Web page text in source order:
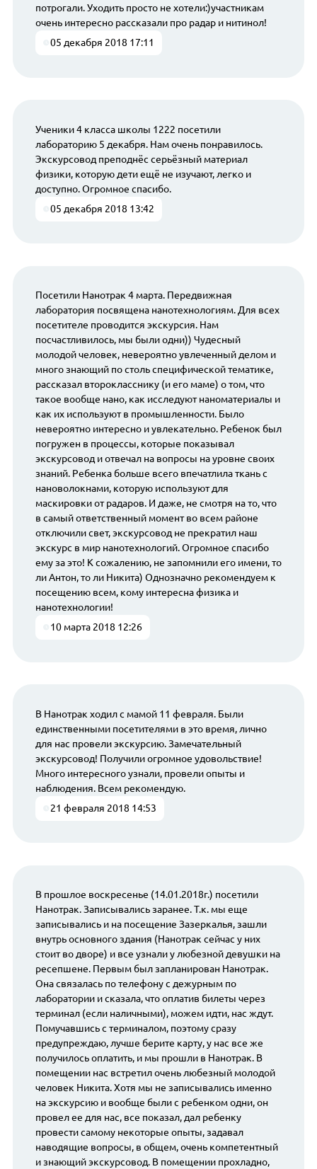
потрогали. Уходить просто не хотели:)участникам
очень интересно рассказали про радар и нитинол!
05 декабря 2018 17:11
Ученики 4 класса школы 1222 посетили
лабораторию 5 декабря. Нам очень понравилось.
Экскурсовод преподнёс серьёзный материал
физики, которую дети ещё не изучают, легко и
доступно. Огромное спасибо.
05 декабря 2018 13:42
Посетили Нанотрак 4 марта. Передвижная
лаборатория посвящена нанотехнологиям. Для всех
посетителе проводится экскурсия. Нам
посчастливилось, мы были одни)) Чудесный
молодой человек, невероятно увлеченный делом и
много знающий по столь специфической тематике,
рассказал второкласснику (и его маме) о том, что
такое вообще нано, как исследуют наноматериалы и
как их используют в промышленности. Было
невероятно интересно и увлекательно. Ребенок был
погружен в процессы, которые показывал
экскурсовод и отвечал на вопросы на уровне своих
знаний. Ребенка больше всего впечатлила ткань с
нановолокнами, которую используют для
маскировки от радаров. И даже, не смотря на то, что
в самый ответственный момент во всем районе
отключили свет, экскурсовод не прекратил наш
экскурс в мир нанотехнологий. Огромное спасибо
ему за это! К сожалению, не запомнили его имени, то
ли Антон, то ли Никита) Однозначно рекомендуем к
посещению всем, кому интересна физика и
нанотехнологии!
10 марта 2018 12:26
В Нанотрак ходил с мамой 11 февраля. Были
единственными посетителями в это время, лично
для нас провели экскурсию. Замечательный
экскурсовод! Получили огромное удовольствие!
Много интересного узнали, провели опыты и
наблюдения. Всем рекомендую.
21 февраля 2018 14:53
В прошлое воскресенье (14.01.2018г.) посетили
Нанотрак. Записывались заранее. Т.к. мы еще
записывались и на посещение Зазеркалья, зашли
внутрь основного здания (Нанотрак сейчас у них
стоит во дворе) и все узнали у любезной девушки на
ресепшене. Первым был запланирован Нанотрак.
Она связалась по телефону с дежурным по
лаборатории и сказала, что оплатив билеты через
терминал (если наличными), можем идти, нас ждут.
Помучавшись с терминалом, поэтому сразу
предупреждаю, лучше берите карту, у нас все же
получилось оплатить, и мы прошли в Нанотрак. В
помещении нас встретил очень любезный молодой
человек Никита. Хотя мы не записывались именно
на экскурсию и вообще были с ребенком одни, он
провел ее для нас, все показал, дал ребенку
провести самому некоторые опыты, задавал
наводящие вопросы, в общем, очень компетентный
и знающий экскурсовод. В помещении прохладно,